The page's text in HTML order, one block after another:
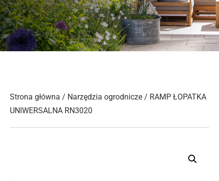
Strona główna / Narzędzia ogrodnicze / RAMP ŁOPATKA
UNIWERSALNA RN3020